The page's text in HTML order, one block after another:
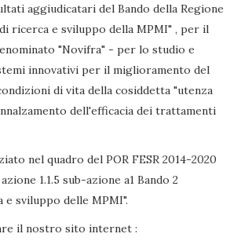
aggiudicatari del Bando della Regione
ricerca e sviluppo della MPMI" , per il
"Novifra" - per lo studio e
innovativi per il miglioramento del
di vita della cosiddetta "utenza
dell'efficacia dei trattamenti
nel quadro del POR FESR 2014-2020
1.1.5 sub-azione a1 Bando 2
sviluppo delle MPMI".
il nostro sito internet :